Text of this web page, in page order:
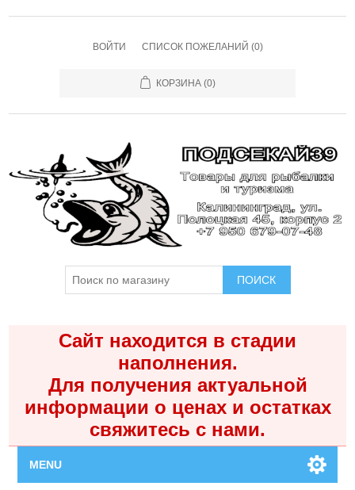
ВОЙТИ СПИСОК ПОЖЕЛАНИЙ (0)
КОРЗИНА (0)
ПОИСК
Сайт находится в стадии
наполнения.
Для получения актуальной
информации о ценах и остатках
свяжитесь с нами.
MENU